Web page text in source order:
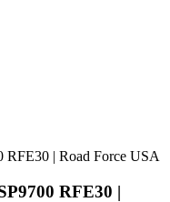
RFE30 |